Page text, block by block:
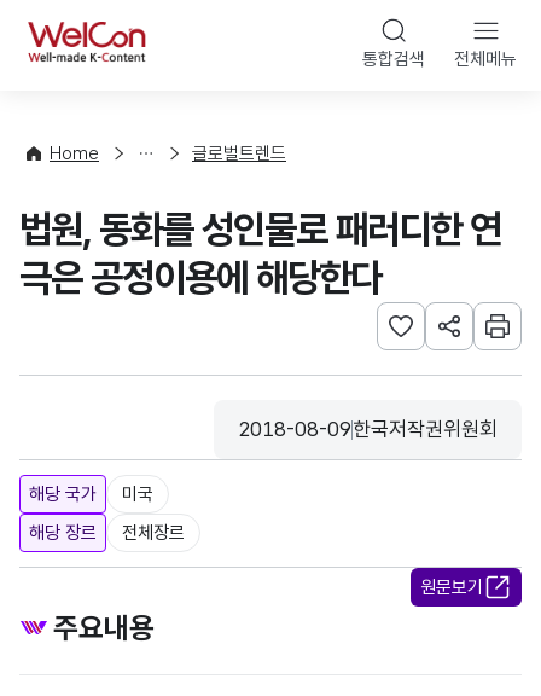
WelCon 통합검색 전체메뉴
Home
향
계
글로벌트렌드
법원, 동화를 성인물로 패러디한 연
극은 공정이용에 해당한다
관심사 등록하기
URL 공유하
인쇄
등록일
2018-08-09
수집기관
한국저작권위원회
해당 국가
미국
해당 장르
전체장르
원문보기
주요내용